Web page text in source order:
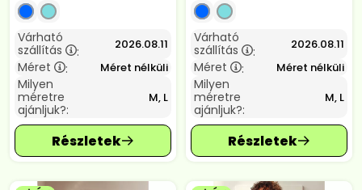
Várható
szállítás
: 2026.08.11
Méret : Méret nélküli
Milyen
méretre
ajánljuk?:
M, L
Várható
szállítás
: 2026.08.11
Méret : Méret nélküli
Milyen
méretre
ajánljuk?:
M, L